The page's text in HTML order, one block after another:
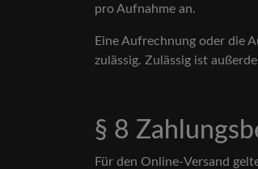
pro Aufnahme an.
Eine Aufrechnung oder die
zulässig. Zulässig ist
§ 8
Für den Online-Versand